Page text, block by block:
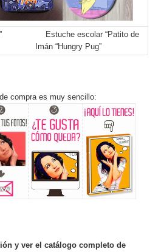
Estuche escolar “Patito de
“Hungry Pug”
compra es muy sencillo:
y ver el catálogo completo de